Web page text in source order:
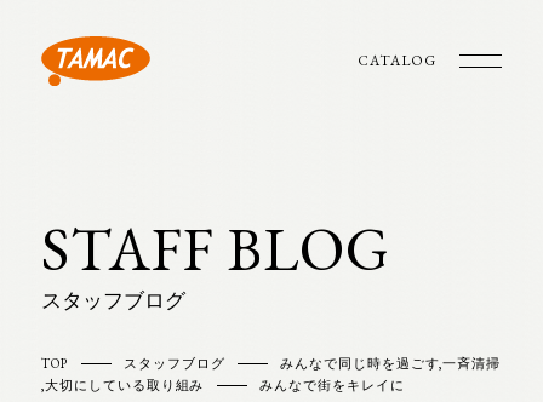
CATALOG
STAFF BLOG
スタッフブログ
TOP スタッフブログ みんなで同じ時を過ごす,一斉清掃
,大切にしている取り組み みんなで街をキレイに